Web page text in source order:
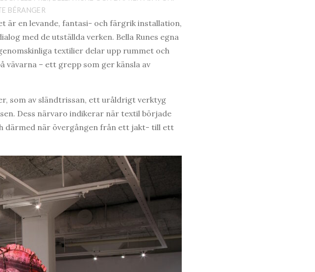
BÉRANGER
är en levande, fantasi- och färgrik installation,
med de utställda verken. Bella Runes egna
textilier delar upp rummet och
vävarna – ett grepp som ger känsla av
som av sländtrissan, ett uråldrigt verktyg
Dess närvaro indikerar när textil började
därmed när övergången från ett jakt- till ett